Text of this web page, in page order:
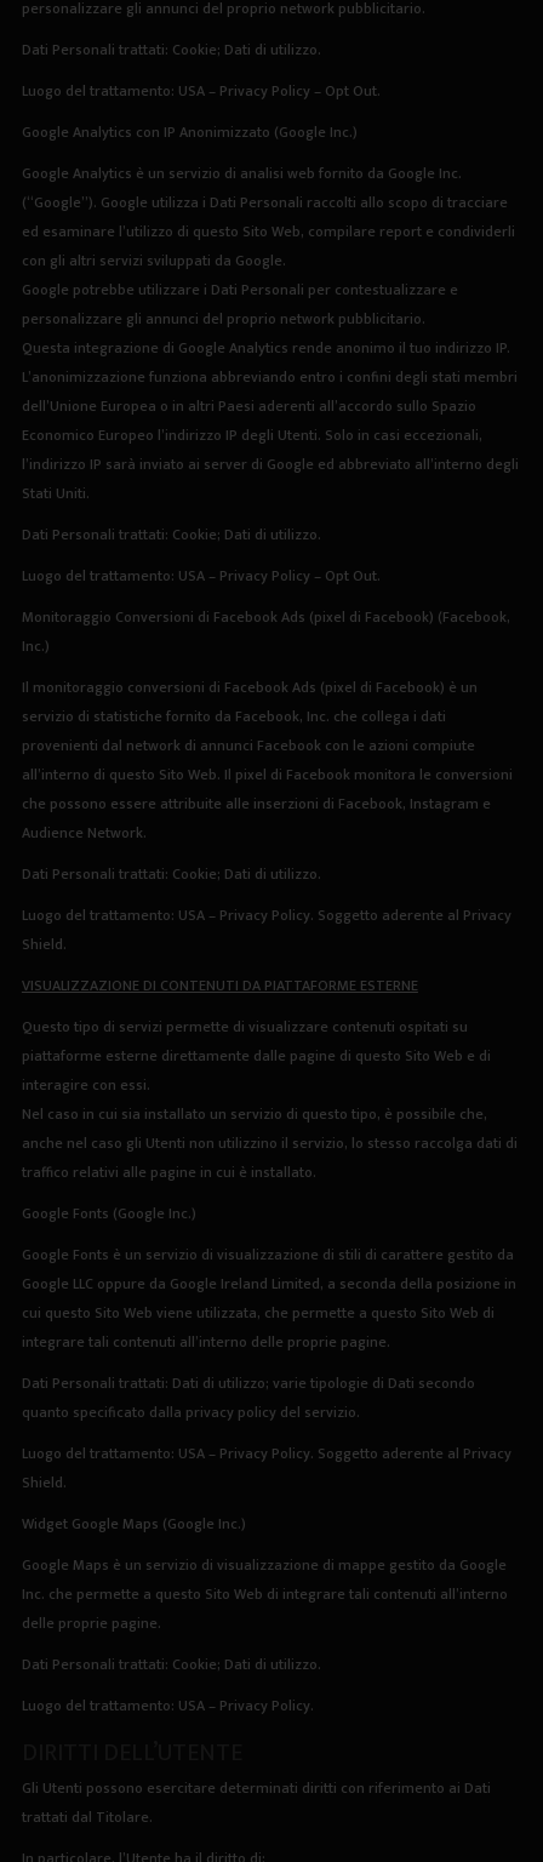
personalizzare gli annunci del proprio network pubblicitario.
Dati Personali trattati: Cookie; Dati di utilizzo.
Luogo del trattamento: USA – Privacy Policy– Opt Out.
Google Analytics con IP Anonimizzato (Google Inc.)
Google Analytics è un servizio di analisi web fornito da Google Inc.
(“Google”). Google utilizza i Dati Personali raccolti allo scopo di tracciare
ed esaminare l’utilizzo di questo Sito Web, compilare report e condividerli
con gli altri servizi sviluppati da Google.
Google potrebbe utilizzare i Dati Personali per contestualizzare e
personalizzare gli annunci del proprio network pubblicitario.
Questa integrazione di Google Analytics rende anonimo il tuo indirizzo IP.
L’anonimizzazione funziona abbreviando entro i confini degli stati membri
dell’Unione Europea o in altri Paesi aderenti all’accordo sullo Spazio
Economico Europeo l’indirizzo IP degli Utenti. Solo in casi eccezionali,
l’indirizzo IP sarà inviato ai server di Google ed abbreviato all’interno degli
Stati Uniti.
Dati Personali trattati: Cookie; Dati di utilizzo.
Luogo del trattamento: USA – Privacy Policy– Opt Out.
Monitoraggio Conversioni di Facebook Ads (pixel di Facebook) (Facebook,
Inc.)
Il monitoraggio conversioni di Facebook Ads (pixel di Facebook) è un
servizio di statistiche fornito da Facebook, Inc. che collega i dati
provenienti dal network di annunci Facebook con le azioni compiute
all’interno di questo Sito Web. Il pixel di Facebook monitora le conversioni
che possono essere attribuite alle inserzioni di Facebook, Instagram e
Audience Network.
Dati Personali trattati: Cookie; Dati di utilizzo.
Luogo del trattamento: USA – Privacy Policy. Soggetto aderente al Privacy
Shield.
VISUALIZZAZIONE DI CONTENUTI DA PIATTAFORME ESTERNE
Questo tipo di servizi permette di visualizzare contenuti ospitati su
piattaforme esterne direttamente dalle pagine di questo Sito Web e di
interagire con essi.
Nel caso in cui sia installato un servizio di questo tipo, è possibile che,
anche nel caso gli Utenti non utilizzino il servizio, lo stesso raccolga dati di
traffico relativi alle pagine in cui è installato.
Google Fonts (Google Inc.)
Google Fonts è un servizio di visualizzazione di stili di carattere gestito da
Google LLC oppure da Google Ireland Limited, a seconda della posizione in
cui questo Sito Web viene utilizzata, che permette a questo Sito Web di
integrare tali contenuti all’interno delle proprie pagine.
Dati Personali trattati: Dati di utilizzo; varie tipologie di Dati secondo
quanto specificato dalla privacy policy del servizio.
Luogo del trattamento: USA – Privacy Policy. Soggetto aderente al Privacy
Shield.
Widget Google Maps (Google Inc.)
Google Maps è un servizio di visualizzazione di mappe gestito da Google
Inc. che permette a questo Sito Web di integrare tali contenuti all’interno
delle proprie pagine.
Dati Personali trattati: Cookie; Dati di utilizzo.
Luogo del trattamento: USA – Privacy Policy.
Gli Utenti possono esercitare determinati diritti con riferimento ai Dati
trattati dal Titolare.